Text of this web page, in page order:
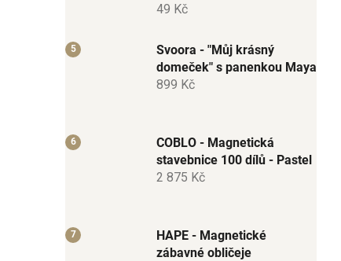
49 Kč
Svoora - "Můj krásný
domeček" s panenkou Maya
899 Kč
COBLO - Magnetická
stavebnice 100 dílů - Pastel
2 875 Kč
HAPE - Magnetické
zábavné obličeje